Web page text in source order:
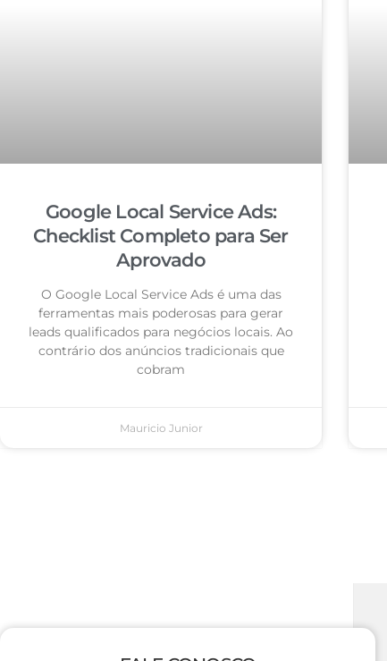
Google Local Service Ads:
Checklist Completo para Ser
Aprovado
O Google Local Service Ads é uma das
ferramentas mais poderosas para gerar
leads qualificados para negócios locais. Ao
contrário dos anúncios tradicionais que
cobram
Mauricio Junior